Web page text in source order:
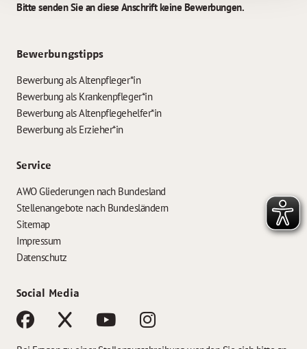
Bitte senden Sie an diese Anschrift keine Bewerbungen.
Bewerbungstipps
Bewerbung als Altenpfleger*in
Bewerbung als Krankenpfleger*in
Bewerbung als Altenpflegehelfer*in
Bewerbung als Erzieher*in
Service
AWO Gliederungen nach Bundesland
Stellenangebote nach Bundesländern
Sitemap
Impressum
Datenschutz
Social Media